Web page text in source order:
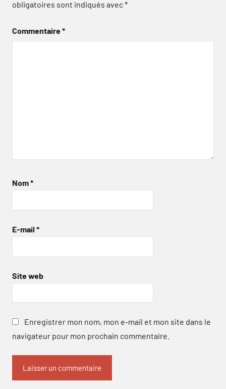
obligatoires sont indiqués avec*
Commentaire*
Nom*
E-mail *
Site web
Enregistrer mon nom, mon e-mail et mon site dans le
navigateur pour mon prochain commentaire.